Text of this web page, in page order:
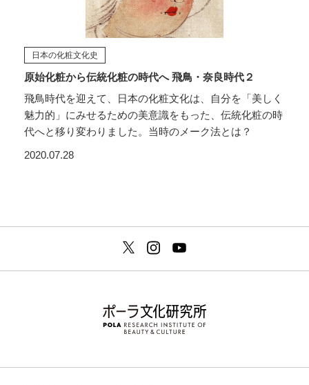
日本の化粧文化史
原始化粧から伝統化粧の時代へ 飛鳥・奈良時代２
飛鳥時代を迎えて、日本の化粧文化は、自分を「美しく
魅力的」にみせるための美意識をもった、伝統化粧の時
代へと移り変わりました。当時のメーク法とは？
2020.07.28